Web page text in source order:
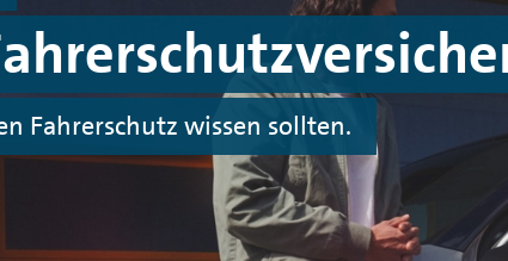
Fahrerschutz wissen sollten.